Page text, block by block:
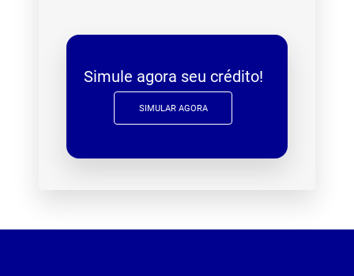
Simule agora seu crédito!
SIMULAR AGORA